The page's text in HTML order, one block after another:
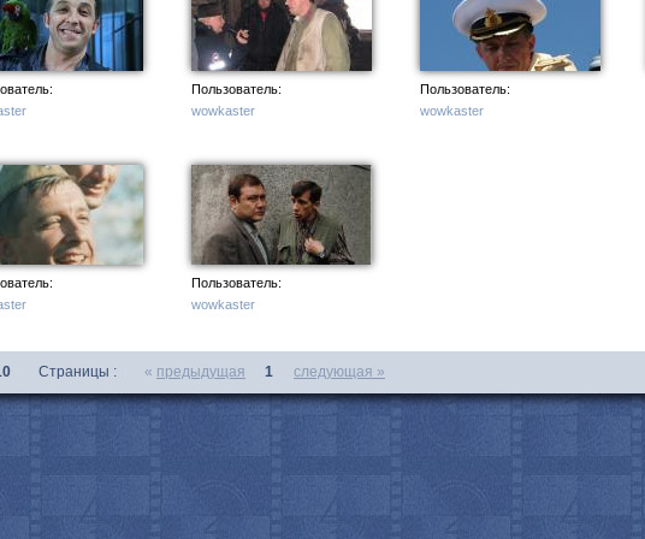
Пользователь:
wowkaster
Пользователь:
wowkaster
Пользователь:
wowkaster
Страницы : « предыдущая 1 следующая »